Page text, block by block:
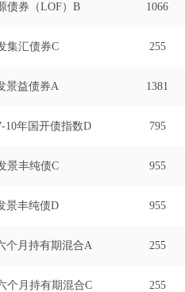
债券（LOF）B 1066
集汇债券C 255
景益债券A 1381
10年国开债指数D 795
景丰纯债C 955
景丰纯债D 955
个月持有期混合A 255
个月持有期混合C 255